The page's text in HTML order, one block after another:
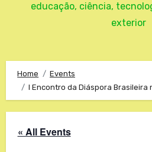
educação, ciência,
exterior
Home
Events
I Encontro da Diáspora Brasileira
« All Events